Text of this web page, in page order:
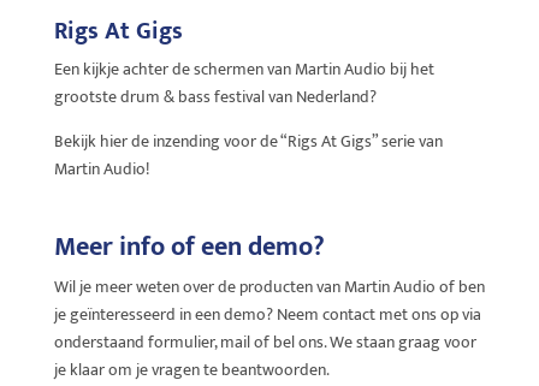
Rigs At Gigs
Een kijkje achter de schermen van Martin Audio bij het
grootste drum & bass festival van Nederland?
Bekijk hier de inzending voor de “Rigs At Gigs” serie van
Martin Audio!
Meer info of een demo?
Wil je meer weten over de producten van Martin Audio of ben
je geïnteresseerd in een demo? Neem contact met ons op via
onderstaand formulier, mail of bel ons. We staan graag voor
je klaar om je vragen te beantwoorden.